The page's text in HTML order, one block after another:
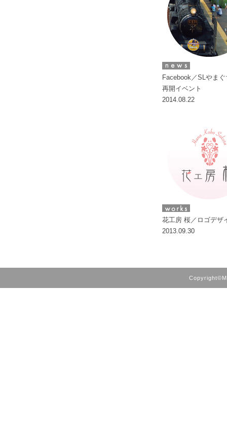
Facebook／SLやま
再開イベント
2014.08.22
花工房 桜／ロゴデザ
2013.09.30